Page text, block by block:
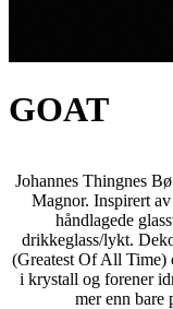
GOAT
Johannes Thingnes
Magnor. Inspirert
håndlagede
drikkeglass/lykt.
(Greatest Of All Time)
i krystall og forener
mer enn bare